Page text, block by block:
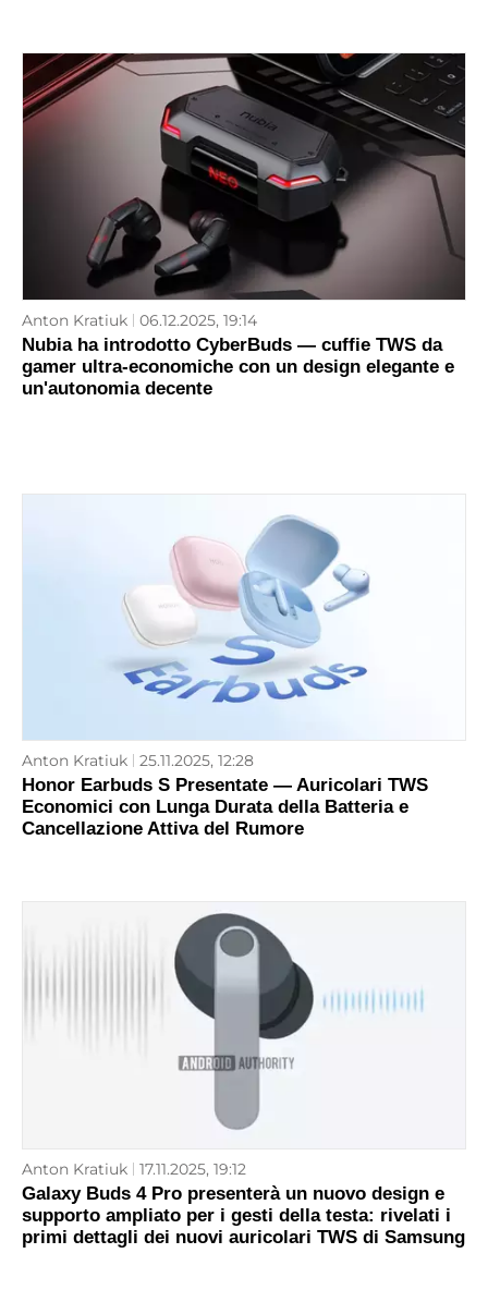
Anton Kratiuk 06.12.2025, 19:14
Nubia ha introdotto CyberBuds — cuffie TWS da
gamer ultra-economiche con un design elegante e
un'autonomia decente
Anton Kratiuk 25.11.2025, 12:28
Honor Earbuds S Presentate — Auricolari TWS
Economici con Lunga Durata della Batteria e
Cancellazione Attiva del Rumore
Anton Kratiuk 17.11.2025, 19:12
Galaxy Buds 4 Pro presenterà un nuovo design e
supporto ampliato per i gesti della testa: rivelati i
primi dettagli dei nuovi auricolari TWS di Samsung